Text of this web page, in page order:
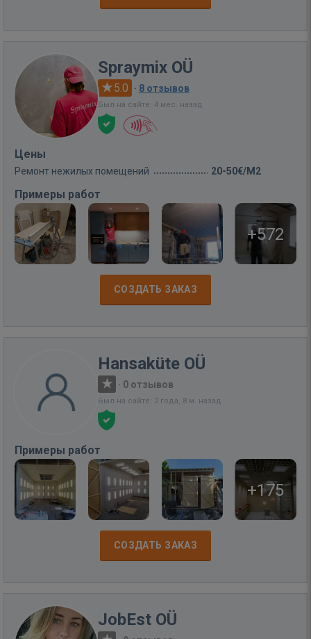
Spraymix OÜ
5.0 · 8 отзывов
Был на сайте: 4 мес. назад
Цены
Ремонт нежилых помещений 20-50€/M2
Примеры работ
+572
СОЗДАТЬ ЗАКАЗ
Hansaküte OÜ
· 0 отзывов
Был на сайте: 2 года, 8 м. назад
Примеры работ
+175
СОЗДАТЬ ЗАКАЗ
JobEst OÜ